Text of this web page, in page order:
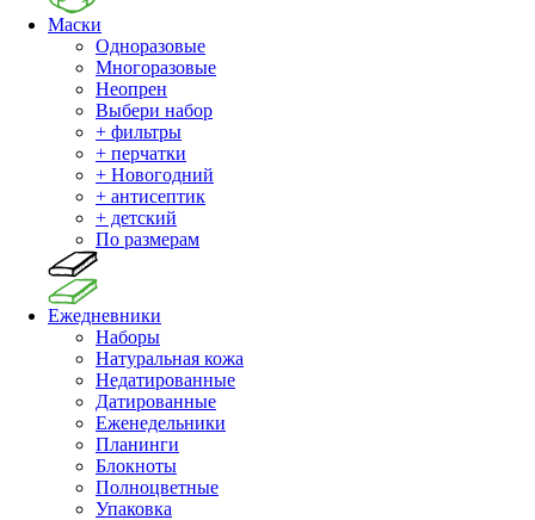
Маски
Одноразовые
Многоразовые
Неопрен
Выбери набор
+ фильтры
+ перчатки
+ Новогодний
+ антисептик
+ детский
По размерам
Ежедневники
Наборы
Натуральная кожа
Недатированные
Датированные
Еженедельники
Планинги
Блокноты
Полноцветные
Упаковка